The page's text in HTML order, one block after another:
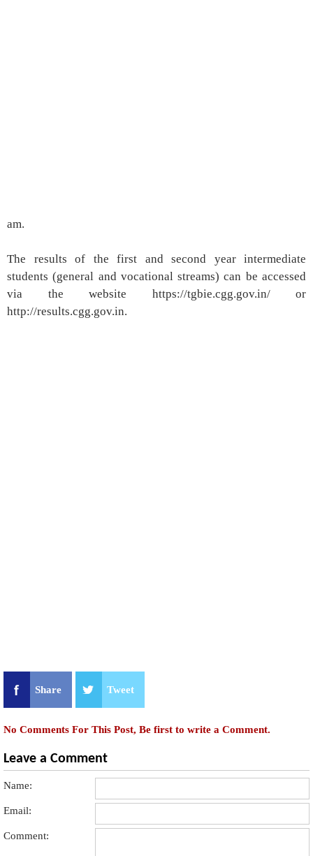
am.
The results of the first and second year intermediate
students (general and vocational streams) can be accessed
via the website https://tgbie.cgg.gov.in/ or
http://results.cgg.gov.in.
Share Tweet
No Comments For This Post, Be first to write a Comment.
Leave a Comment
Name:
Email:
Comment: